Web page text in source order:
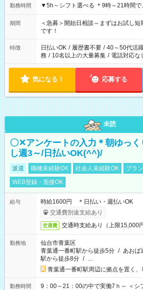
勤務時間 ▼5h～シフト選べる ＊9時
期間
＜急募＞開始日相談～まずはお試し
です！
特徴 日払いOK / 履歴書不要 / 40～50代活
務 / 10名以上の大量募集 / 電話対応な
気になる！ 応募する
未読
〇✕アンケートの入力＊朝ゆっ
し週3～/日払いOK(^^)/
派遣 職種未経験OK 社会人未経験OK
ブラ
WEB登録・面接OK
給与
時給1600円 ＊日払い・週払いOK
交通費別途支給あり
交通費 交通時支給あり（上限15,000
勤務地
仙台市青葉区
青葉通一番町駅から徒歩5分 / あおば
駅から徒歩8分 / …
青葉通一番町駅周辺に拠点を置く、
勤務時間
9：00～21：00の中で実働7ｈ～ ＜シフト例＞ ●終わりも早め派